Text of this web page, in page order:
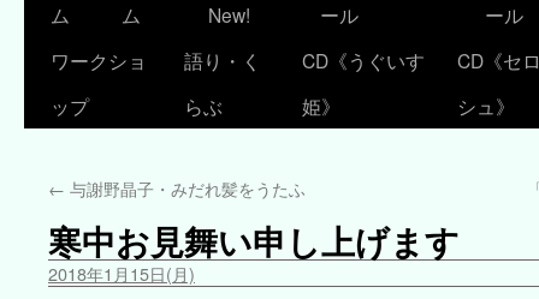
ム
ム
New!
ール
ール
ワークショ
ップ
語り・く
らぶ
CD《うぐいす
姫》
CD《セ
シュ》
← 与謝野晶子・みだれ髪をうたふ
寒中お見舞い申し上げます
2018年1月15日(月)